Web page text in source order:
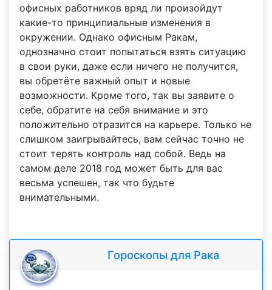
офисных работников вряд ли произойдут
какие-то принципиальные изменения в
окружении. Однако офисным Ракам,
однозначно стоит попытаться взять ситуацию
в свои руки, даже если ничего не получится,
вы обретёте важный опыт и новые
возможности. Кроме того, так вы заявите о
себе, обратите на себя внимание и это
положительно отразится на карьере. Только не
слишком заигрывайтесь, вам сейчас точно не
стоит терять контроль над собой. Ведь на
самом деле 2018 год может быть для вас
весьма успешен, так что будьте
внимательными.
Гороскопы для Рака